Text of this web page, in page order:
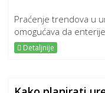
Praćenje trendova u
omogućava da
Detaljnije